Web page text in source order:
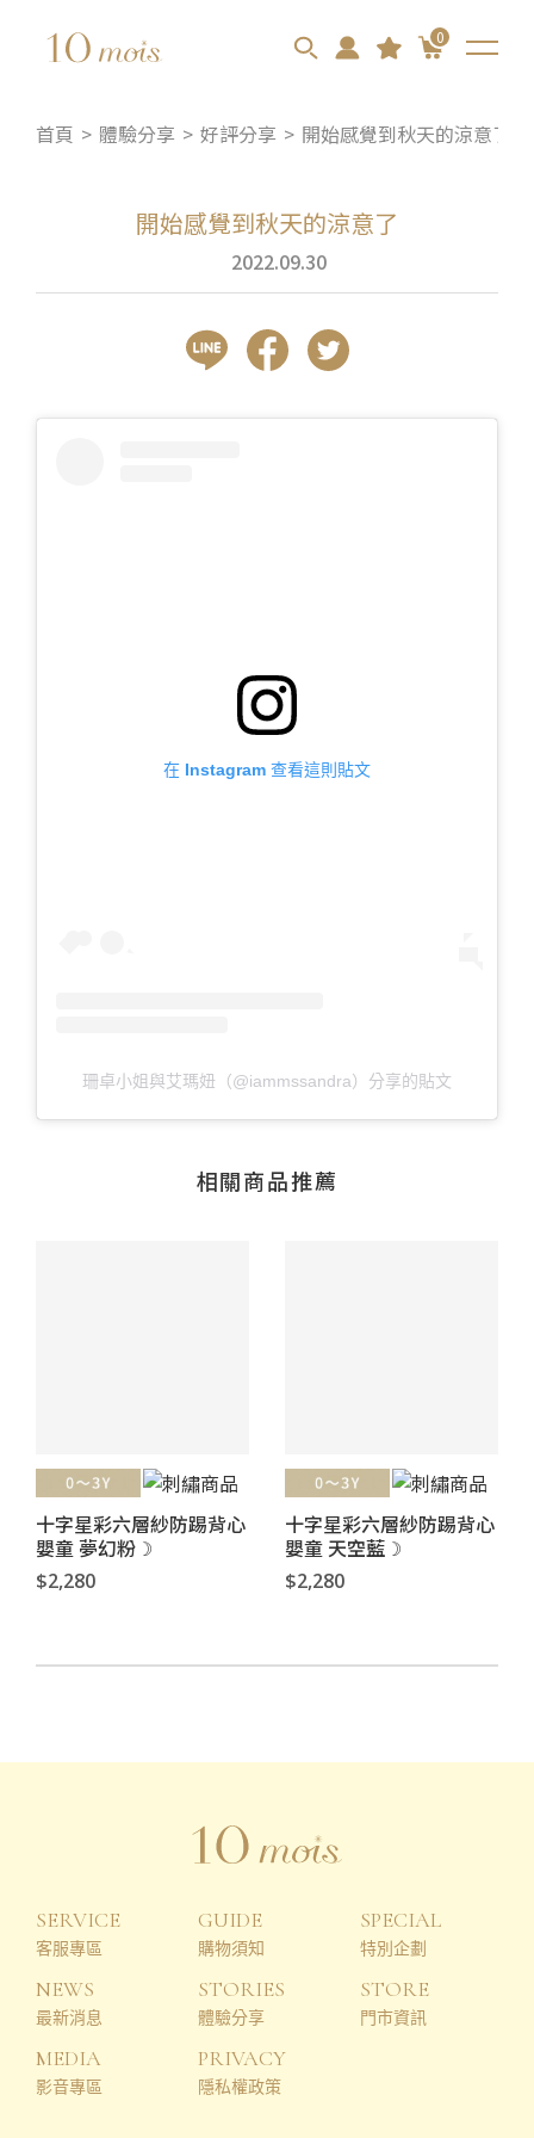
0
首頁 體驗分享 好評分享 開始感覺到秋天的涼意了
開始感覺到秋天的涼意了
2022.09.30
在 Instagram 查看這則貼文
珊卓小姐與艾瑪妞（@iammssandra）分享的貼文
相關商品推薦
十字星彩六層紗防踢背心
嬰童 夢幻粉☽
$2,280
十字星彩六層紗防踢背心
嬰童 天空藍☽
$2,280
SERVICE
客服專區
GUIDE
購物須知
SPECIAL
特別企劃
NEWS
最新消息
STORIES
體驗分享
STORE
門市資訊
MEDIA
影音專區
PRIVACY
隱私權政策